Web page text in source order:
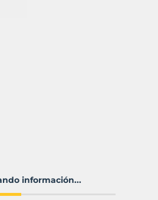
información...